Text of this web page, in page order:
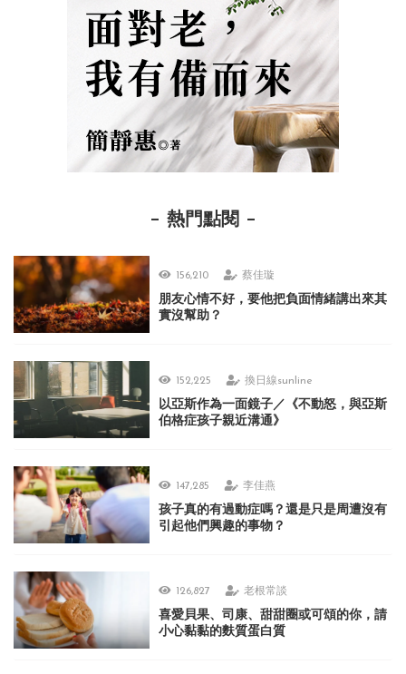
熱門點閱
156,210 蔡佳璇
朋友心情不好，要他把負面情緒講出來其
實沒幫助？
152,225 換日線sunline
以亞斯作為一面鏡子／《不動怒，與亞斯
伯格症孩子親近溝通》
147,285 李佳燕
孩子真的有過動症嗎？還是只是周遭沒有
引起他們興趣的事物？
126,827 老根常談
喜愛貝果、司康、甜甜圈或可頌的你，請
小心黏黏的麩質蛋白質